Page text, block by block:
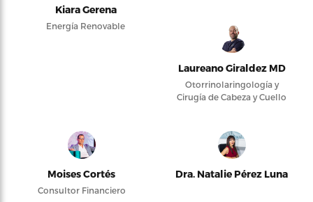
Kiara Gerena
Energía Renovable
Laureano Giraldez MD
Otorrinolaringología y
Cirugía de Cabeza y Cuello
Moises Cortés
Consultor Financiero
Dra. Natalie Pérez Luna